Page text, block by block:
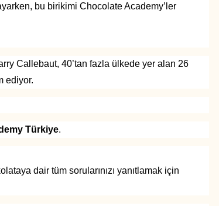
bu birikimi Chocolate Academy’ler
Callebaut, 40’tan fazla ülkede yer alan 26
ediyor.
Türkiye.
dair tüm sorularınızı yanıtlamak için